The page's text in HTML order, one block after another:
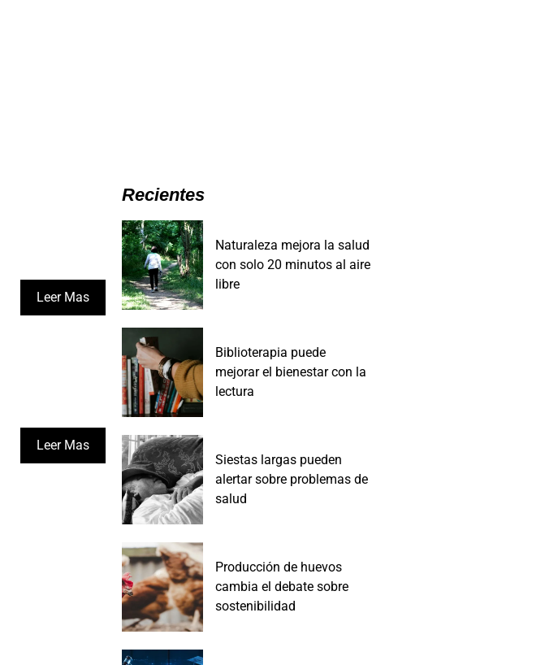
Leer Mas
Leer Mas
Recientes
Naturaleza mejora la salud
con solo 20 minutos al aire
libre
Biblioterapia puede
mejorar el bienestar con la
lectura
Siestas largas pueden
alertar sobre problemas de
salud
Producción de huevos
cambia el debate sobre
sostenibilidad